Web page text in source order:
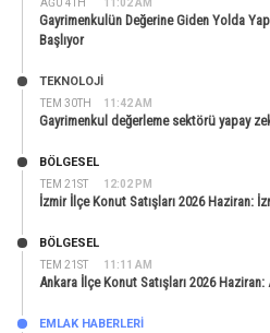
AĞU 4TH 11:02 AM
Gayrimenkulün Değerine Giden Yolda
Başlıyor
TEM 30TH 11:42 AM
TEKNOLOJİ
Gayrimenkul değerleme sektörü yapay
TEM 21ST 12:02 PM
BÖLGESEL
İzmir İlçe Konut Satışları 2026 Haziran:
TEM 21ST 11:11 AM
BÖLGESEL
Ankara İlçe Konut Satışları 2026 Haziran:
EMLAK HABERLERI